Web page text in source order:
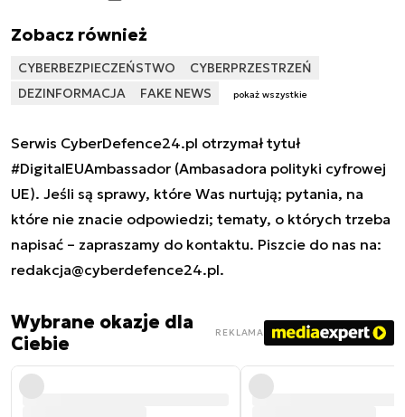
Zobacz również
CYBERBEZPIECZEŃSTWO
CYBERPRZESTRZEŃ
DEZINFORMACJA
FAKE NEWS pokaż wszystkie
Serwis CyberDefence24.pl otrzymał tytuł
#DigitalEUAmbassador (Ambasadora polityki cyfrowej
UE). Jeśli są sprawy, które Was nurtują; pytania, na
które nie znacie odpowiedzi; tematy, o których trzeba
napisać – zapraszamy do kontaktu. Piszcie do nas na:
redakcja@cyberdefence24.pl.
Wybrane okazje dla
Ciebie
REKLAMA